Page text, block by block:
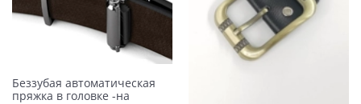
Беззубая автоматическая
пряжка в головке -на